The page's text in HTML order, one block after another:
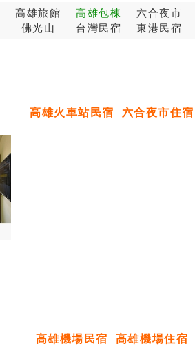
高雄旅館 高雄包棟 六合夜市
佛光山 台灣民宿 東港民宿
高雄火車站民宿 六合夜市住宿
高雄機場民宿 高雄機場住宿